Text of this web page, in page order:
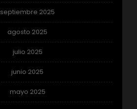
septiembre 2025
agosto 2025
julio 2025
junio 2025
mayo 2025